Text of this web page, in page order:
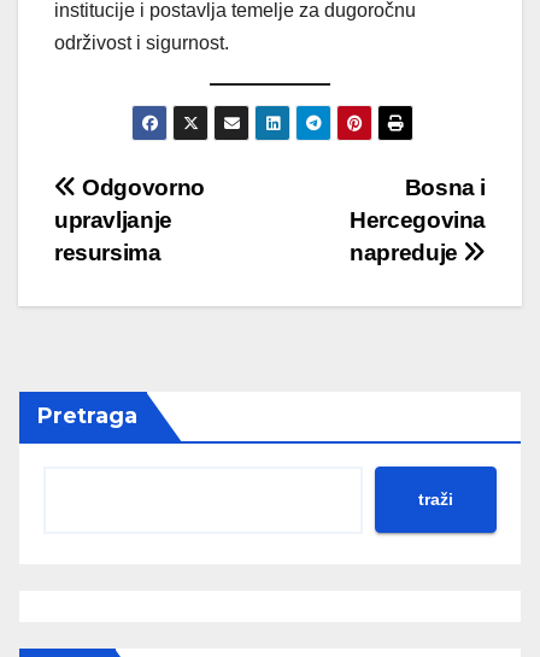
institucije i postavlja temelje za dugoročnu
održivost i sigurnost.
Post
navigation
Bosna i
Hercegovina
napreduje
Odgovorno
upravljanje
resursima
Pretraga
traži